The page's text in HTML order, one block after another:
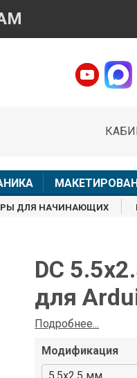
ДЛЯ НАЧИНАЮЩИХ
DC
для
Подробнее...
Модификация
×
8 (499) 500-14-56